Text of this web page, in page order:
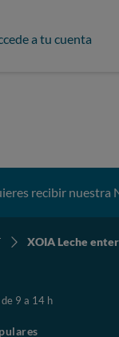
a tu cuenta
recibir nuestra
XOIA Leche
9 a 14 h